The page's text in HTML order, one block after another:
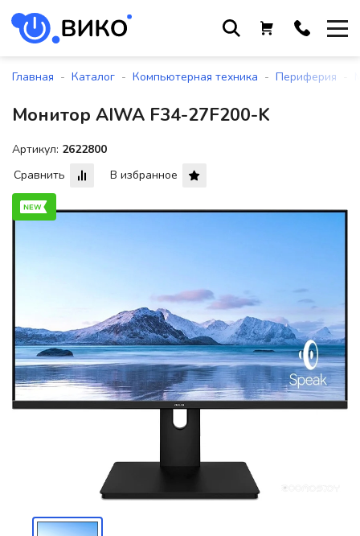
с понедельника по пятницу
+375 44 564 01 13
+375 29 861 18 28
По всем вопросам
220118, г. Минск, ул. Крупской, д.
17, пом. 38, оф. №1
Главная - Каталог - Компьютерная техника - Периферия
Монитор AIWA F34-27F200-K
Артикул: 2622800
Сравнить
В избранное